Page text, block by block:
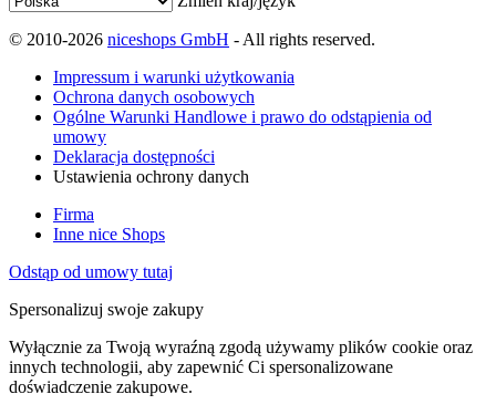
© 2010-2026 niceshops GmbH - All rights reserved.
Impressum i warunki użytkowania
Ochrona danych osobowych
Ogólne Warunki Handlowe i prawo do odstąpienia od
umowy
Deklaracja dostępności
Ustawienia ochrony danych
Firma
Inne nice Shops
Odstąp od umowy tutaj
Spersonalizuj swoje zakupy
Wyłącznie za Twoją wyraźną zgodą używamy plików cookie oraz
innych technologii, aby zapewnić Ci spersonalizowane
doświadczenie zakupowe.